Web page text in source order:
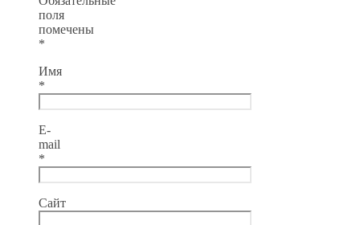
поля
помечены
*
Имя
*
E-
mail
*
Сайт